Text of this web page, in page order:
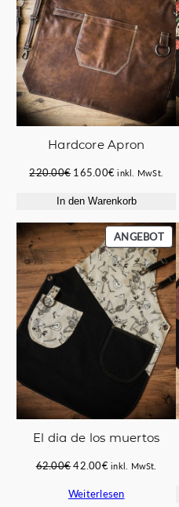
Hardcore Apron
220.00€ Ursprünglicher
war:
165.00€Aktueller
ist:
inkl. MwSt.
In den Warenkorb
ANGEBOT
IM
El dia de los muertos
62.00€Ursprünglicher
war:
42.00€Aktueller
ist:
inkl. MwSt.
Weiterlesen